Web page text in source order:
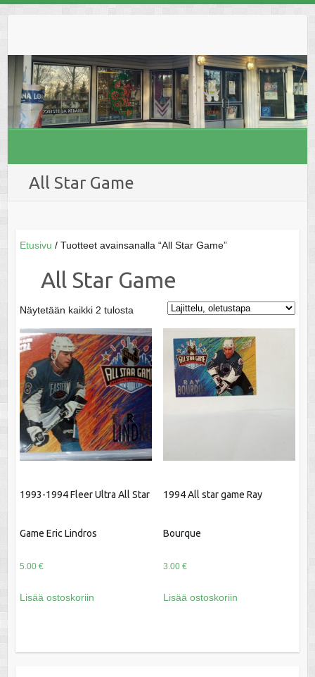
All Star Game
Etusivu / Tuotteet avainsanalla “All Star Game”
All Star Game
Näytetään kaikki 2 tulosta
1993-1994 Fleer Ultra All Star
Game Eric Lindros
5.00 €
Lisää ostoskoriin
1994 All star game Ray
Bourque
3.00 €
Lisää ostoskoriin